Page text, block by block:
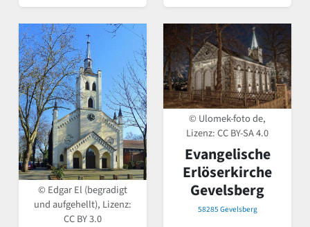
© Edgar El (begradigt
und aufgehellt), Lizenz:
CC BY 3.0
© Ulomek-foto de,
Lizenz:CC BY-SA 4.0
Evangelische
Erlöserkirche
Gevelsberg
58285 Gevelsberg